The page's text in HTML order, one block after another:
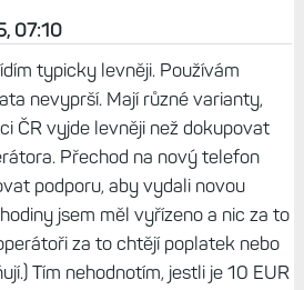
07:10
typicky levněji. Používám
nevyprší. Mají různé varianty,
ČR vyjde levněji než dokupovat
Přechod na nový telefon
podporu, aby vydali novou
jsem měl vyřízeno a nic za to
za to chtějí poplatek nebo
Tím nehodnotím, jestli je 10 EUR